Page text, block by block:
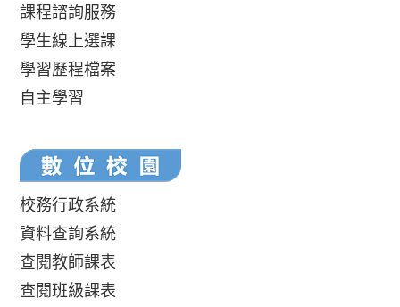
課程諮詢服務
學生線上選課
學習歷程檔案
自主學習
校務行政系統
資料查詢系統
查閱教師課表
查閱班級課表